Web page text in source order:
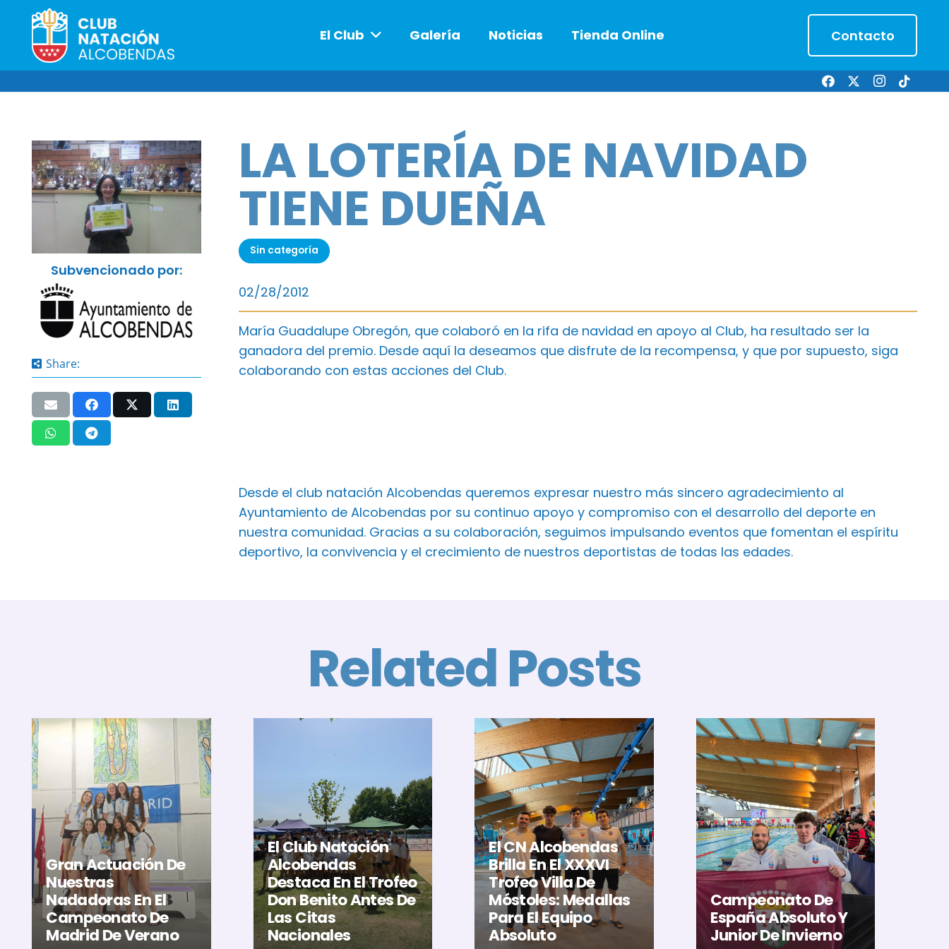
El Club Galería Noticias Tienda Online Contacto
Subvencionado por:
Share:
LA LOTERÍA DE NAVIDAD
TIENE DUEÑA
Sin categoría
02/28/2012
María Guadalupe Obregón, que colaboró en la rifa de navidad en apoyo al Club, ha resultado ser la
ganadora del premio. Desde aquí la deseamos que disfrute de la recompensa, y que por supuesto, siga
colaborando con estas acciones del Club.
Desde el club natación Alcobendas queremos expresar nuestro más sincero agradecimiento al
Ayuntamiento de Alcobendas por su continuo apoyo y compromiso con el desarrollo del deporte en
nuestra comunidad. Gracias a su colaboración, seguimos impulsando eventos que fomentan el espíritu
deportivo, la convivencia y el crecimiento de nuestros deportistas de todas las edades.
Related Posts
Gran Actuación De
Nuestras
Nadadoras En El
Campeonato De
Madrid De Verano
El Club Natación
Alcobendas
Destaca En El Trofeo
Don Benito Antes De
Las Citas
Nacionales
El CN Alcobendas
Brilla En El XXXVI
Trofeo Villa De
Móstoles: Medallas
Para El Equipo
Absoluto
Campeonato De
España Absoluto Y
Junior De Invierno